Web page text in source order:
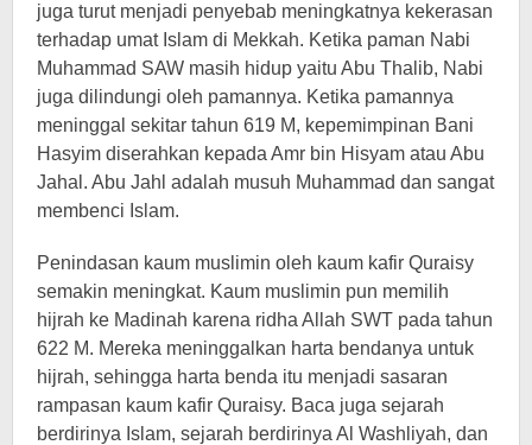
juga turut menjadi penyebab meningkatnya kekerasan
terhadap umat Islam di Mekkah. Ketika paman Nabi
Muhammad SAW masih hidup yaitu Abu Thalib, Nabi
juga dilindungi oleh pamannya. Ketika pamannya
meninggal sekitar tahun 619 M, kepemimpinan Bani
Hasyim diserahkan kepada Amr bin Hisyam atau Abu
Jahal. Abu Jahl adalah musuh Muhammad dan sangat
membenci Islam.
Penindasan kaum muslimin oleh kaum kafir Quraisy
semakin meningkat. Kaum muslimin pun memilih
hijrah ke Madinah karena ridha Allah SWT pada tahun
622 M. Mereka meninggalkan harta bendanya untuk
hijrah, sehingga harta benda itu menjadi sasaran
rampasan kaum kafir Quraisy. Baca juga sejarah
berdirinya Islam, sejarah berdirinya Al Washliyah, dan